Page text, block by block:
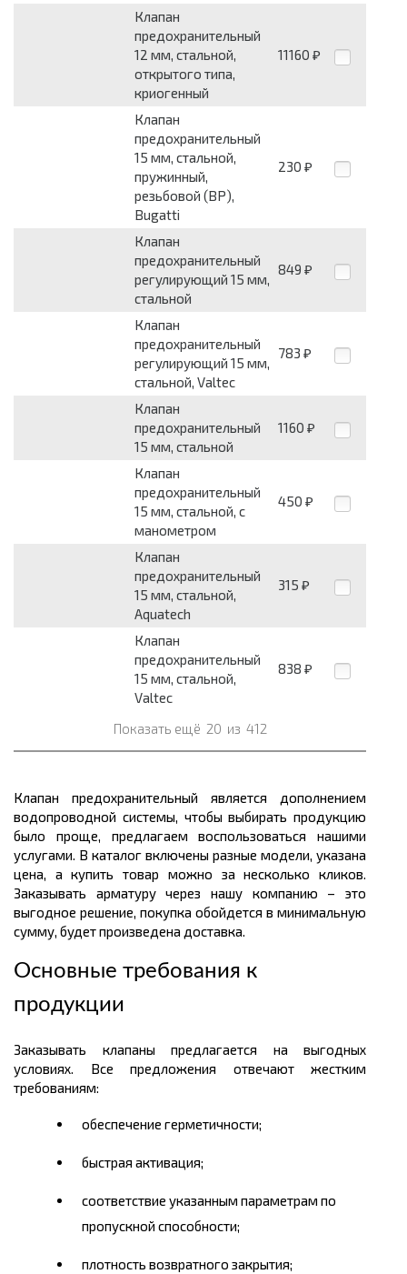
Клапан
предохранительный
12 мм, стальной,
открытого типа,
криогенный
11160 ₽
Клапан
предохранительный
15 мм, стальной,
пружинный,
резьбовой (ВР),
Bugatti
230 ₽
Клапан
предохранительный
регулирующий 15 мм,
стальной
849 ₽
Клапан
предохранительный
регулирующий 15 мм,
стальной, Valtec
783 ₽
Клапан
предохранительный
15 мм, стальной
1160 ₽
Клапан
предохранительный
15 мм, стальной, с
манометром
450 ₽
Клапан
предохранительный
15 мм, стальной,
Aquatech
315 ₽
Клапан
предохранительный
15 мм, стальной,
Valtec
838 ₽
Показать ещё 20 из 412
Клапан предохранительный является дополнением
водопроводной системы, чтобы выбирать продукцию
было проще, предлагаем воспользоваться нашими
услугами. В каталог включены разные модели, указана
цена, а купить товар можно за несколько кликов.
Заказывать арматуру через нашу компанию – это
выгодное решение, покупка обойдется в минимальную
сумму, будет произведена доставка.
Основные требования к
продукции
Заказывать клапаны предлагается на выгодных
условиях. Все предложения отвечают жестким
требованиям:
обеспечение герметичности;
быстрая активация;
соответствие указанным параметрам по
пропускной способности;
плотность возвратного закрытия;